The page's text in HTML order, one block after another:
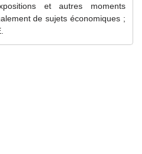
et autres moments
de sujets économiques ;